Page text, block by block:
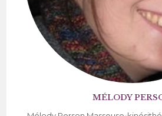
MÉLODY